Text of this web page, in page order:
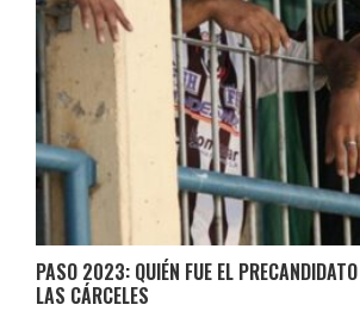
PASO 2023: QUIÉN FUE EL
LAS CÁRCELES